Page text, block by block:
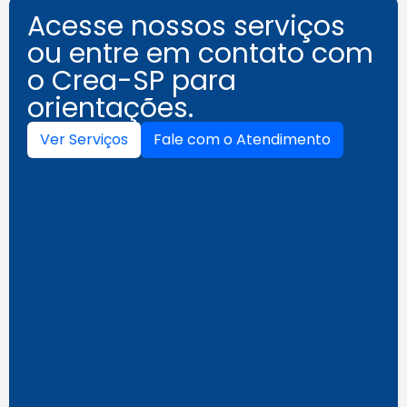
Acesse nossos serviços
ou entre em contato com
o Crea-SP para
orientações.
Ver Serviços Fale com o Atendimento